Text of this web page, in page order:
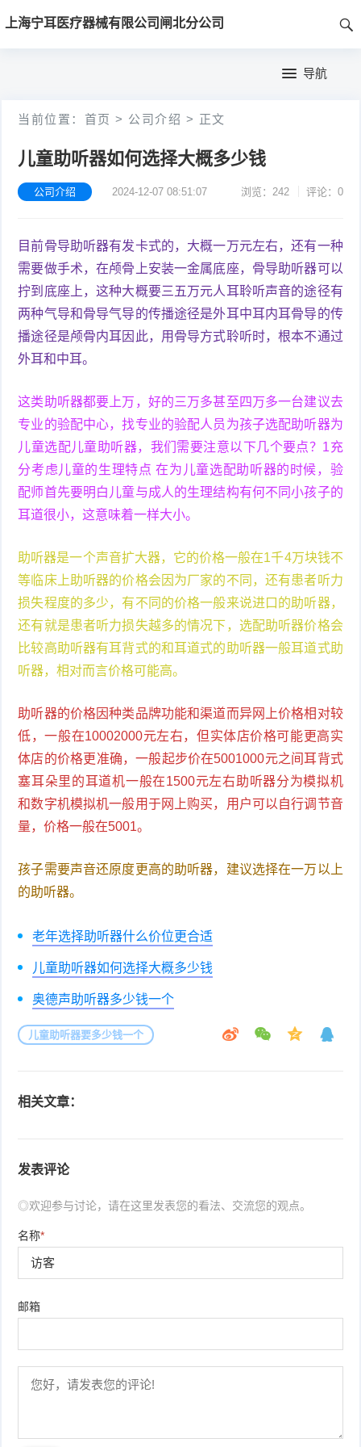
上海宁耳医疗器械有限公司闸北分公司
导航
首
当前位置： 首页 > 公司介绍 > 正文
儿童助听器如何选择大概多少钱
公司介绍 2024-12-07 08:51:07 浏览：242 评论：0
目前骨导助听器有发卡式的，大概一万元左右，还有一种
需要做手术，在颅骨上安装一金属底座，骨导助听器可以
拧到底座上，这种大概要三五万元人耳聆听声音的途径有
两种气导和骨导气导的传播途径是外耳中耳内耳骨导的传
播途径是颅骨内耳因此，用骨导方式聆听时，根本不通过
外耳和中耳。
这类助听器都要上万，好的三万多甚至四万多一台建议去
专业的验配中心，找专业的验配人员为孩子选配助听器为
儿童选配儿童助听器，我们需要注意以下几个要点？1充
分考虑儿童的生理特点 在为儿童选配助听器的时候，验
配师首先要明白儿童与成人的生理结构有何不同小孩子的
耳道很小，这意味着一样大小。
助听器是一个声音扩大器，它的价格一般在1千4万块钱不
等临床上助听器的价格会因为厂家的不同，还有患者听力
损失程度的多少，有不同的价格一般来说进口的助听器，
还有就是患者听力损失越多的情况下，选配助听器价格会
比较高助听器有耳背式的和耳道式的助听器一般耳道式助
听器，相对而言价格可能高。
助听器的价格因种类品牌功能和渠道而异网上价格相对较
低，一般在10002000元左右，但实体店价格可能更高实
体店的价格更准确，一般起步价在5001000元之间耳背式
塞耳朵里的耳道机一般在1500元左右助听器分为模拟机
和数字机模拟机一般用于网上购买，用户可以自行调节音
量，价格一般在5001。
孩子需要声音还原度更高的助听器，建议选择在一万以上
的助听器。
老年选择助听器什么价位更合适
儿童助听器如何选择大概多少钱
奥德声助听器多少钱一个
儿童助听器要多少钱一个
相关文章：
发表评论
◎欢迎参与讨论，请在这里发表您的看法、交流您的观点。
名称*
邮箱